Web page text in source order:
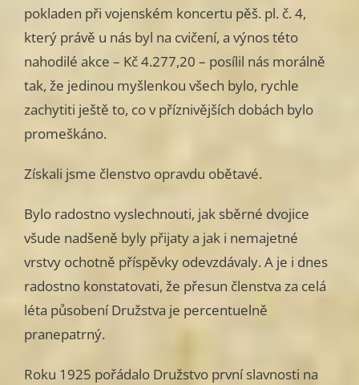
pokladen při vojenském koncertu pěš. pl. č. 4,
který právě u nás byl na cvičení, a výnos této
nahodilé akce – Kč 4.277,20 – posílil nás morálně
tak, že jedinou myšlenkou všech bylo, rychle
zachytiti ještě to, co v příznivějších dobách bylo
promeškáno.
Získali jsme členstvo opravdu obětavé.
Bylo radostno vyslechnouti, jak sběrné dvojice
všude nadšeně byly přijaty a jak i nemajetné
vrstvy ochotně příspěvky odevzdávaly. A je i dnes
radostno konstatovati, že přesun členstva za celá
léta působení Družstva je percentuelně
pranepatrný.
Roku 1925 pořádalo Družstvo první slavnosti na